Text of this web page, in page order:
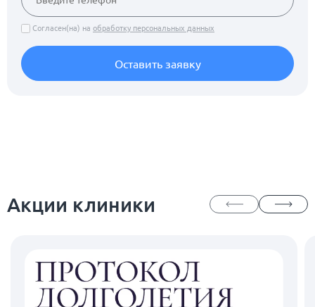
Согласен(на) на обработку персональных данных
Оставить заявку
Акции клиники